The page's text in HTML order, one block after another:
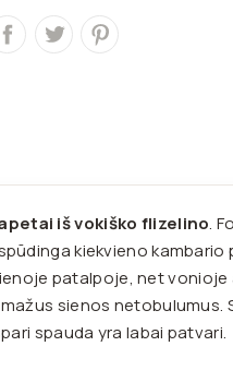
iš vokiško flizelino.
kiekvieno kambario
patalpoje, net vonioje
sienos netobulumus.
spauda yra labai patvari.